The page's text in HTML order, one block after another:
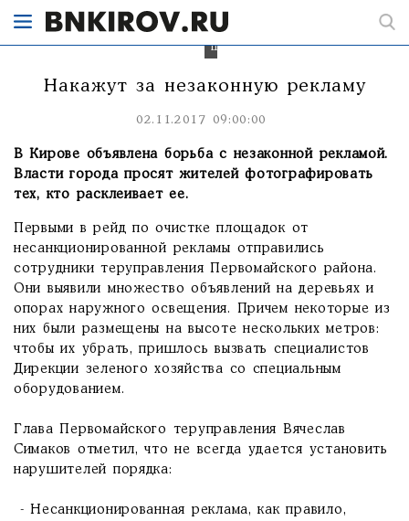
серьезные
штрафы.
Накажут за незаконную рекламу
02.11.2017 09:00:00
В Кирове объявлена борьба с незаконной рекламой.
Власти города просят жителей фотографировать
тех, кто расклеивает ее.
Первыми в рейд по очистке площадок от
несанкционированной рекламы отправились
сотрудники теруправления Первомайского района.
Они выявили множество объявлений на деревьях и
опорах наружного освещения. Причем некоторые из
них были размещены на высоте нескольких метров:
чтобы их убрать, пришлось вызвать специалистов
Дирекции зеленого хозяйства со специальным
оборудованием.
Глава Первомайского теруправления Вячеслав
Симаков отметил, что не всегда удается установить
нарушителей порядка:
- Несанкционированная реклама, как правило,